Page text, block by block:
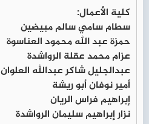
كلية الأعمال:
سطام سامي سالم مبيضين
حمزة عبد الله محمود العناسوة
عزام محمد عقلة الرواشدة
عبدالجليل شاكر عبدالله العلوان
أمير نوفان أبو ريشة
إبراهيم فراس الريان
نزار إبراهيم سليمان الرواشدة